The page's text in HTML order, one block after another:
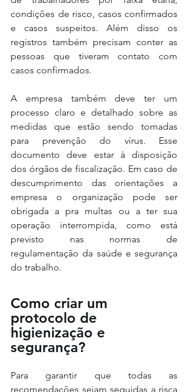
condições de risco, casos confirmados
e casos suspeitos. Além disso os
registros também precisam conter as
pessoas que tiveram contato com
casos confirmados.
A empresa também deve ter um
processo claro e detalhado sobre as
medidas que estão sendo tomadas
para prevenção do vírus. Esse
documento deve estar à disposição
dos órgãos de fiscalização. Em caso de
descumprimento das orientações a
empresa o organização pode ser
obrigada a pra multas ou a ter sua
operação interrompida, como está
previsto nas normas de
regulamentação da saúde e segurança
do trabalho.
Como criar um
protocolo de
higienização e
segurança?
Para garantir que todas as
recomendações sejam seguidas a risca